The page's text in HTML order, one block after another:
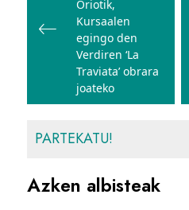
Oriotik,
Kursaalen
egingo den
Verdiren ‘La
Traviata’ obrara
joateko
PARTEKATU!
Azken albisteak